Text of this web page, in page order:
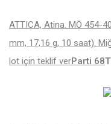
ATTICA, Atina. MÖ 454-
mm, 17,16 g, 10 saat).
lot için teklif verParti 68